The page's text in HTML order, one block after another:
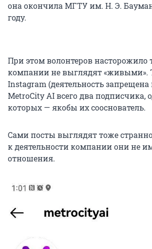
она окончила МГТУ им. Н. Э.
году.
При этом волонтеров насторожило
компании не выглядят «живыми».
Instagram (деятельность запрещена
MetroCity AI всего два подписчика,
которых — якобы их сооснователь.
Сами посты выглядят тоже
к деятельности компании они не
отношения.